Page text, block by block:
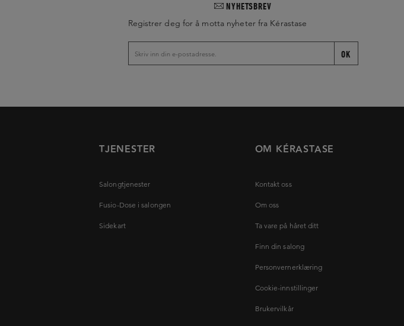
NYHETSBREV
Registrer deg for å motta nyheter fra Kérastase
OK
TJENESTER
Salongtjenester
Fusio-Dose i salongen
Sidekart
OM KÉRASTASE
Kontakt oss
Om oss
Ta vare på håret ditt
Finn din salong
Personvernerklæring
Cookie-innstillinger
Brukervilkår